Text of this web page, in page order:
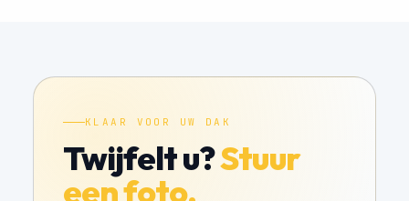
KLAAR VOOR UW DAK
Twijfelt u?Stuur
een foto.